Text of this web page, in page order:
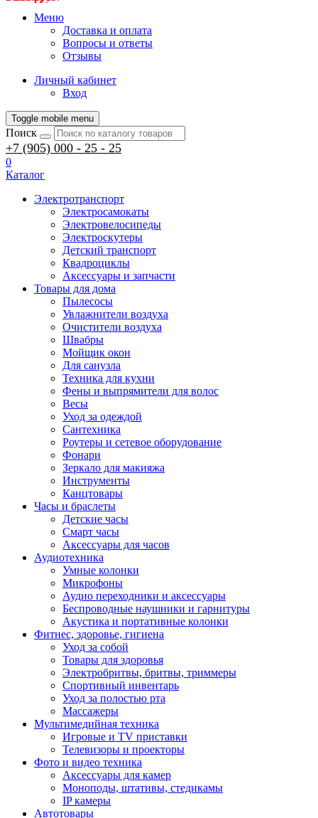
Меню
Доставка и оплата
Вопросы и ответы
Отзывы
Личный кабинет
Вход
Toggle mobile menu
Поиск
+7 (905) 000 - 25 - 25
0
Каталог
Электротранспорт
Электросамокаты
Электровелосипеды
Электроскутеры
Детский транспорт
Квадроциклы
Аксессуары и запчасти
Товары для дома
Пылесосы
Увлажнители воздуха
Очистители воздуха
Швабры
Мойщик окон
Для санузла
Техника для кухни
Фены и выпрямители для волос
Весы
Уход за одеждой
Сантехника
Роутеры и сетевое оборудование
Фонари
Зеркало для макияжа
Инструменты
Канцтовары
Часы и браслеты
Детские часы
Смарт часы
Аксессуары для часов
Аудиотехника
Умные колонки
Микрофоны
Аудио переходники и аксессуары
Беспроводные наушники и гарнитуры
Акустика и портативные колонки
Фитнес, здоровье, гигиена
Уход за собой
Товары для здоровья
Электробритвы, бритвы, триммеры
Спортивный инвентарь
Уход за полостью рта
Массажеры
Мультимедийная техника
Игровые и TV приставки
Телевизоры и проекторы
Фото и видео техника
Аксессуары для камер
Моноподы, штативы, стедикамы
IP камеры
Автотовары